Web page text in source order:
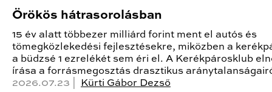
Örökös hátrasorolásban
15 év alatt többezer milliárd forint ment el autós és
tömegközlekedési fejlesztésekre, miközben a
a büdzsé 1 ezrelékét sem éri el. A Kerékpárosklub
írása a forrásmegosztás drasztikus
2026.07.23 |
Kürti Gábor Dezső